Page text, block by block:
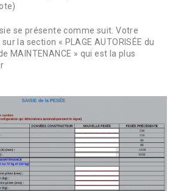
se présente comme suit. Votre
la section « PLAGE AUTORISÉE du
MAINTENANCE » qui est la plus